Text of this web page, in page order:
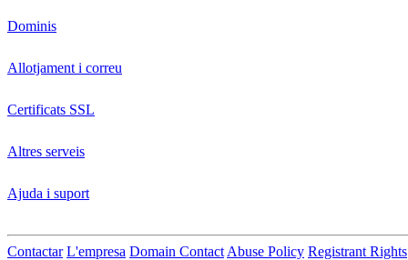
Dominis
Allotjament i correu
Certificats SSL
Altres serveis
Ajuda i suport
Contactar L'empresa Domain Contact Abuse Policy Registrant Rights